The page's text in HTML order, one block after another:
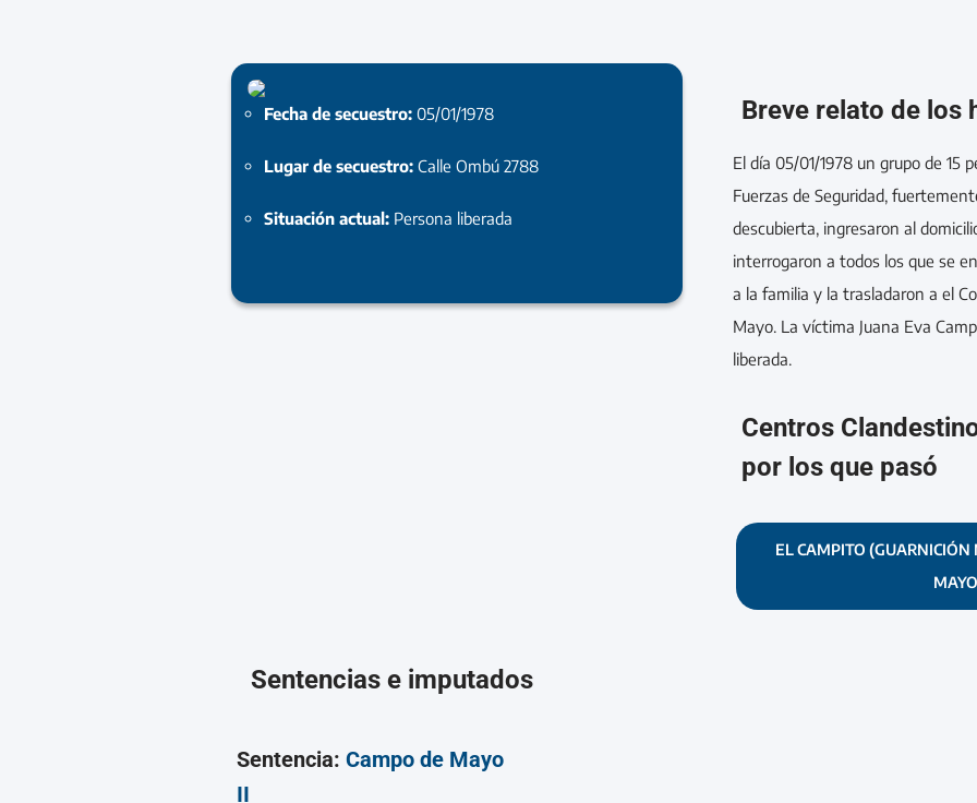
Fecha de secuestro:05/01/1978
Lugar de secuestro:Calle Ombú 2788
Situación actual: Persona liberada
Breve relato de los
El día 05/01/1978 un grupo de 15
Fuerzas de Seguridad,
descubierta, ingresaron al
interrogaron a todos los que se
a la familia y la trasladaron a el
Mayo. La víctima Juana Eva
liberada.
Centros
por los que pasó
EL CAMPITO (GUARNICIÓN
Sentencias e imputados
Sentencia:Campo de Mayo
II